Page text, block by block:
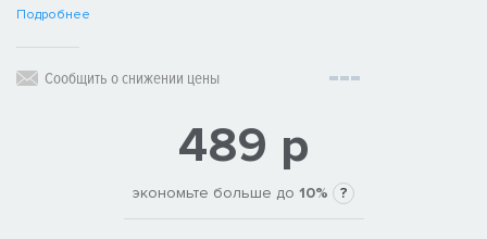
Подробнее
Сообщить о снижении цены
489 р
экономьте больше до 10% ?